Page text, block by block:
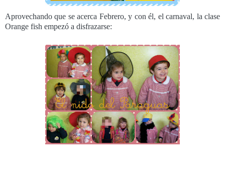
Aprovechando que se acerca Febrero, y con él, el carnaval, la clase
Orange fish empezó a disfrazarse: